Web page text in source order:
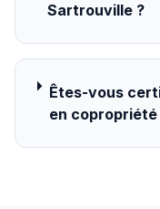
Sartrouville ?
Êtes-vous
en